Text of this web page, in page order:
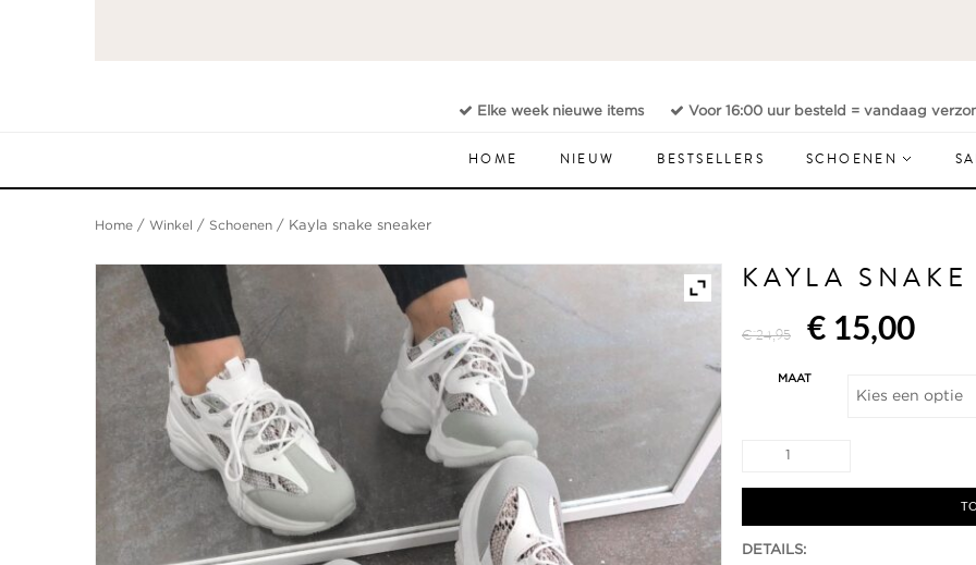
Elke week nieuwe items Voor 16:00 uur besteld = vandaag
HOME NIEUW BESTSELLERS SCHOENEN
Home / Winkel / Schoenen / Kayla snake sneaker
KAYLA SNAKE
€24,95
prijs
€ 15,00
is:
MAAT
sneaker
DETAILS: